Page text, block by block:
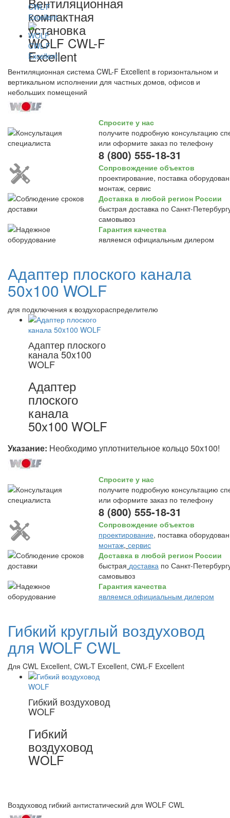
компактная
установка
WOLF CWL-F
Excellent
Вентиляционная система CWL-F Excellent в горизонтальном и
вертикальном исполнении для частных домов, офисов и
небольших помещений
Спросите у нас
получите подробную консультацию
или оформите заказ по телефону
8 (800) 555-18-31
Сопровождение объектов
проектирование, поставка
монтаж, сервис
Доставка в любой регион России
быстрая доставка по Санкт-
самовывоз
Гарантия качества
являемся официальным дилером
Адаптер плоского канала
50x100 WOLF
для подключения к воздухораспределителю
Адаптер плоского
канала 50x100
WOLF
Адаптер
плоского
канала
50x100 WOLF
Указание: Необходимо уплотнительное кольцо 50х100!
Спросите у нас
получите подробную консультацию
или оформите заказ по телефону
8 (800) 555-18-31
Сопровождение объектов
проектирование, поставка
монтаж, сервис
Доставка в любой регион России
быстрая доставка по Санкт-
самовывоз
Гарантия качества
являемся официальным дилером
Гибкий круглый воздуховод
для WOLF CWL
Для CWL Excellent, CWL-T Excellent, CWL-F Excellent
Гибкий воздуховод
WOLF
Гибкий
воздуховод
WOLF
Воздуховод гибкий антистатический для WOLF CWL